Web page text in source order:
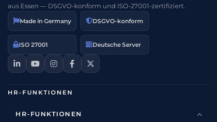
aus Essen — DSGVO-konform und ISO-27001-zertifiziert.
Made in Germany DSGVO-konform
ISO 27001 Deutsche Server
HR-FUNKTIONEN
HR-FUNKTIONEN